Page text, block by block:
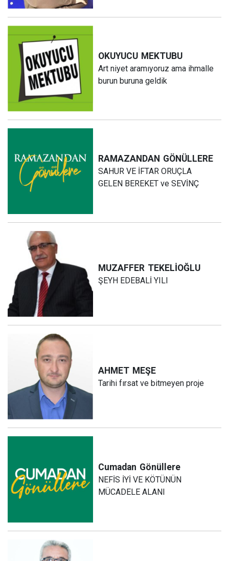
OKUYUCU MEKTUBU
Art niyet aramıyoruz ama ihmalle
burun buruna geldik
RAMAZANDAN GÖNÜLLERE
SAHUR VE İFTAR ORUÇLA
GELEN BEREKET ve SEVİNÇ
MUZAFFER TEKELİOĞLU
ŞEYH EDEBALİ YILI
AHMET MEŞE
Tarihi fırsat ve bitmeyen proje
Cumadan Gönüllere
NEFİS İYİ VE KÖTÜNÜN
MÜCADELE ALANI